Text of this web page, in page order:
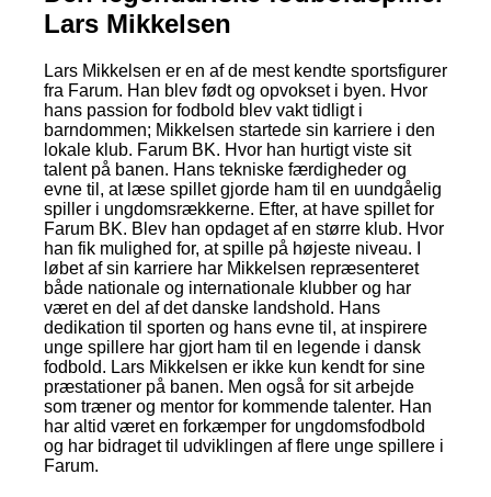
Lars Mikkelsen
Lars Mikkelsen er en af de mest kendte sportsfigurer
fra Farum. Han blev født og opvokset i byen. Hvor
hans passion for fodbold blev vakt tidligt i
barndommen; Mikkelsen startede sin karriere i den
lokale klub. Farum BK. Hvor han hurtigt viste sit
talent på banen. Hans tekniske færdigheder og
evne til, at læse spillet gjorde ham til en uundgåelig
spiller i ungdomsrækkerne. Efter, at have spillet for
Farum BK. Blev han opdaget af en større klub. Hvor
han fik mulighed for, at spille på højeste niveau. I
løbet af sin karriere har Mikkelsen repræsenteret
både nationale og internationale klubber og har
været en del af det danske landshold. Hans
dedikation til sporten og hans evne til, at inspirere
unge spillere har gjort ham til en legende i dansk
fodbold. Lars Mikkelsen er ikke kun kendt for sine
præstationer på banen. Men også for sit arbejde
som træner og mentor for kommende talenter. Han
har altid været en forkæmper for ungdomsfodbold
og har bidraget til udviklingen af flere unge spillere i
Farum.